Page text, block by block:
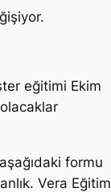
eğitimi Ekim
formu
Vera Eğitim